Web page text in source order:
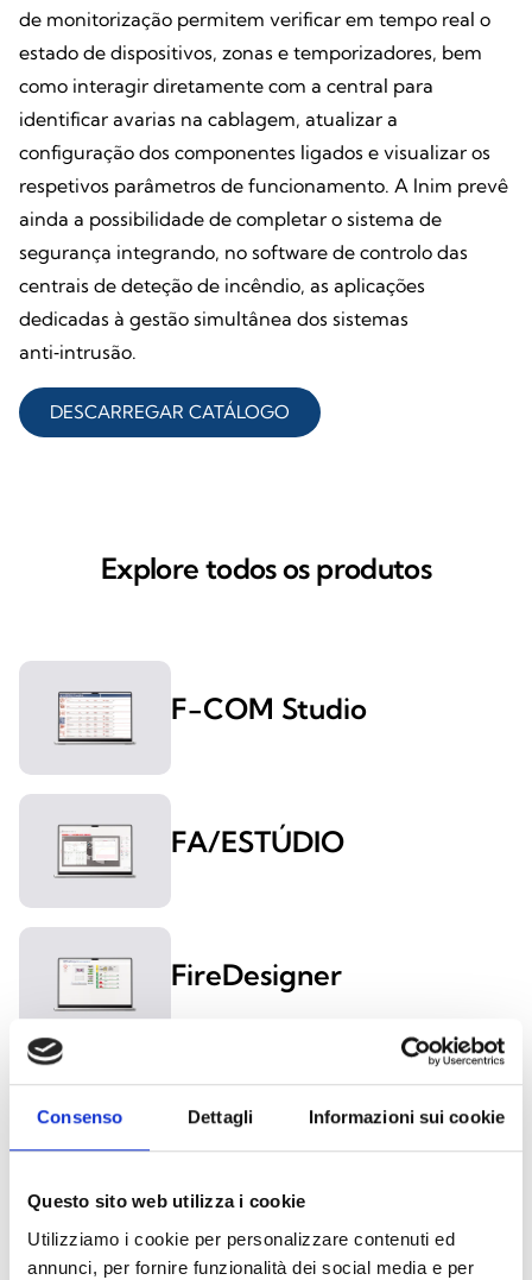
Consenso Dettagli Informazioni sui cookie
Questo sito web utilizza i cookie
Utilizziamo i cookie per personalizzare contenuti ed
annunci, per fornire funzionalità dei social media e per
de monitorização permitem verificar em tempo real o
estado de dispositivos, zonas e temporizadores, bem
como interagir diretamente com a central para
identificar avarias na cablagem, atualizar a
configuração dos componentes ligados e visualizar os
respetivos parâmetros de funcionamento. A Inim prevê
ainda a possibilidade de completar o sistema de
segurança integrando, no software de controlo das
centrais de deteção de incêndio, as aplicações
dedicadas à gestão simultânea dos sistemas
anti‑intrusão.
DESCARREGAR CATÁLOGO
Explore todos os produtos
F-COM Studio
FA/ESTÚDIO
FireDesigner
FiReGeniusPRO
FireVibes/ESTÚDIO